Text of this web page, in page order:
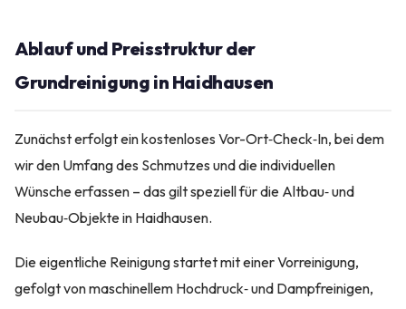
Ablauf und Preisstruktur der
Grundreinigung in Haidhausen
Zunächst erfolgt ein kostenloses Vor-Ort‑Check‑In, bei dem
wir den Umfang des Schmutzes und die individuellen
Wünsche erfassen – das gilt speziell für die Altbau‑ und
Neubau‑Objekte in Haidhausen.
Die eigentliche Reinigung startet mit einer Vorreinigung,
gefolgt von maschinellem Hochdruck‑ und Dampfreinigen,